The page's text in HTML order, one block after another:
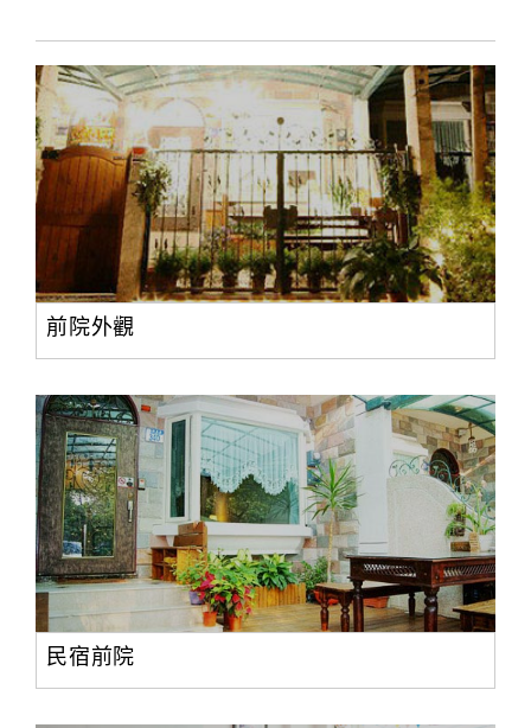
前院外觀
民宿前院